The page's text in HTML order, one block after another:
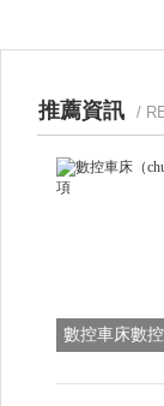
推薦資訊 /
數控車床數